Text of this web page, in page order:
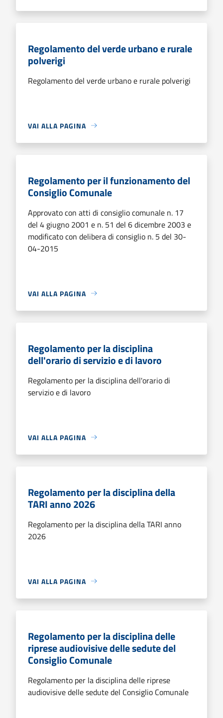
Regolamento del verde urbano e rurale
polverigi
Regolamento del verde urbano e rurale polverigi
VAI ALLA PAGINA
Regolamento per il funzionamento del
Consiglio Comunale
Approvato con atti di consiglio comunale n. 17
del 4 giugno 2001 e n. 51 del 6 dicembre 2003 e
modificato con delibera di consiglio n. 5 del 30-
04-2015
VAI ALLA PAGINA
Regolamento per la disciplina
dell'orario di servizio e di lavoro
Regolamento per la disciplina dell'orario di
servizio e di lavoro
VAI ALLA PAGINA
Regolamento per la disciplina della
TARI anno 2026
Regolamento per la disciplina della TARI anno
2026
VAI ALLA PAGINA
Regolamento per la disciplina delle
riprese audiovisive delle sedute del
Consiglio Comunale
Regolamento per la disciplina delle riprese
audiovisive delle sedute del Consiglio Comunale